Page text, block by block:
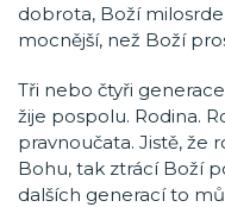
dobrota, Boží
mocnější, než Boží
Tři nebo čtyři
žije pospolu. Rodina.
pravnoučata. Jistě, že
Bohu, tak ztrácí Boží
dalších generací to